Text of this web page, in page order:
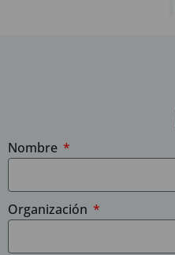
Nombre
Organización